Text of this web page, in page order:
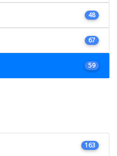
48
67
59
163